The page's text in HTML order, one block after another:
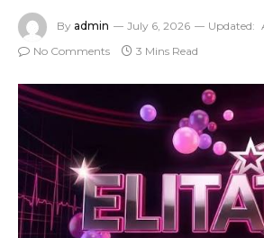
By admin July 6, 2026 Updated:
No Comments
3 Mins Read